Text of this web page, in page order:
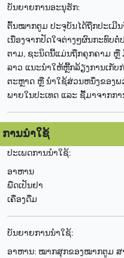
ບັນຍາຍການອະນຸຮັກ:
ຕົ້ນໝາກຕູມ ປະຈຸບັນໄດ້ຖືກປະເມີ
ເນື່ອງຈາກປັດໃຈຕ່າງໆຜົນກະທົບ
ຕາມ, ຊະນິດນີ້ແມ່ນຖືກຄຸກຄາມ ຫຼື
ລາວ ແນະນຳໃຫ້ຫຼີ້ກລ້ຽງການເກັ
ຕະຫຼາດ ຫຼື ນໍາໃຊ້ສ່ວນຫນຶ່ງຂອງພ
ພາຍໃນປະເທດ ແລະ ຊື້ມາຈາກກ
ການນຳໃຊ້
ປະເພດການນຳໃຊ້:
ອາຫານ
ພືດເປັນຢາ
ເຄື່ອງດື່ມ
ບັນຍາຍການນຳໃຊ້:
ອາຫານ: ໝາກສຸກຂອງໝາກຕູມ ສ